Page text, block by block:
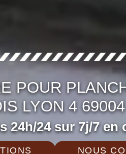
POUR
LYON 4 69004
24h/24 sur 7j/7 en
NOUS